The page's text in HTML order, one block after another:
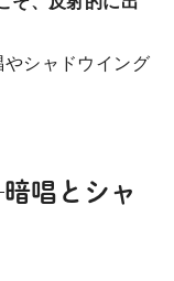
やシャドウイング
唱とシャ